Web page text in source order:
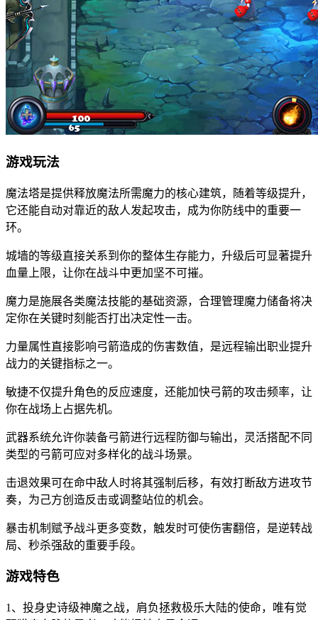
游戏玩法
魔法塔是提供释放魔法所需魔力的核心建筑，随着等级提升，
它还能自动对靠近的敌人发起攻击，成为你防线中的重要一
环。
城墙的等级直接关系到你的整体生存能力，升级后可显著提升
血量上限，让你在战斗中更加坚不可摧。
魔力是施展各类魔法技能的基础资源，合理管理魔力储备将决
定你在关键时刻能否打出决定性一击。
力量属性直接影响弓箭造成的伤害数值，是远程输出职业提升
战力的关键指标之一。
敏捷不仅提升角色的反应速度，还能加快弓箭的攻击频率，让
你在战场上占据先机。
武器系统允许你装备弓箭进行远程防御与输出，灵活搭配不同
类型的弓箭可应对多样化的战斗场景。
击退效果可在命中敌人时将其强制后移，有效打断敌方进攻节
奏，为己方创造反击或调整站位的机会。
暴击机制赋予战斗更多变数，触发时可使伤害翻倍，是逆转战
局、秒杀强敌的重要手段。
游戏特色
1、投身史诗级神魔之战，肩负拯救极乐大陆的使命，唯有觉